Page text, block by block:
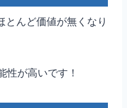
とんど価値が無くなり
性が高いです！